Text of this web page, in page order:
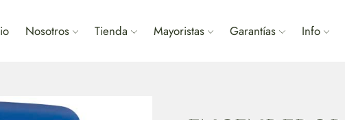
Nosotros Tienda Mayoristas Garantías Info